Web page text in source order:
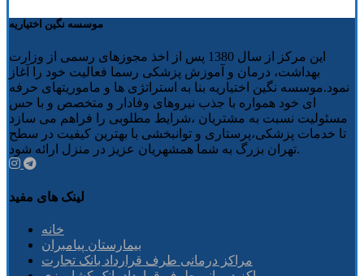
موسسه نگین اختیاریه
این مرکز از سال 1380 پس از اخذ مجوزهای رسمی از وزارت
بهداشت، درمان و آموزش پزشکی رسما فعالیت خود را آغاز
نمود.موسسه نگین اختیاریه بنا به استراتژی ها و ماموریتهای حرفه
ای خود همواره با جذب نیروهای وفادار و متخصص و با حس
مسئولیت نسبت به مشتریان ،شرایط مطلوبی را فراهم می سازد
تا خدمات پزشکی،پرستاری و توانبخشی با بهترین کیفیت در سطح
تهران بزرگ به شما همشهریان عزیز در منزل ارائه شود.
لینک های مفید
خانه
بیمارستان پیامبران
مراکز درمانی طرف قرارداد بانک تجارت